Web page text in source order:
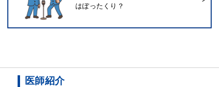
はぼったくり？
医師紹介